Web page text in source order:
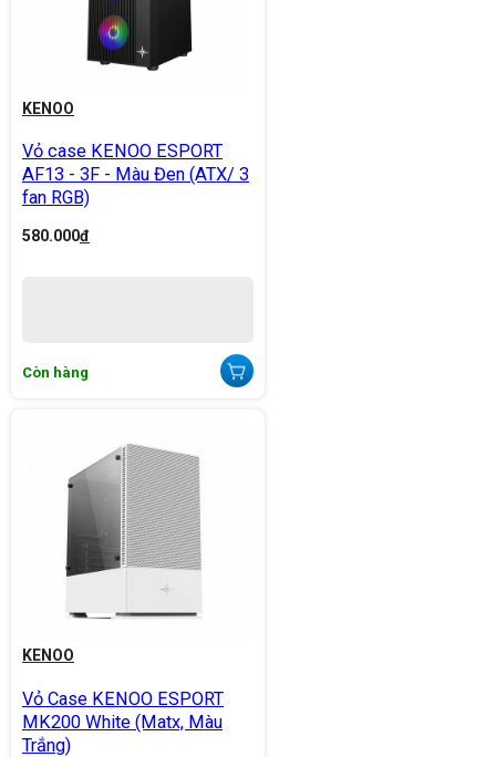
KENOO
Vỏ case KENOO ESPORT
AF13 - 3F - Màu Đen (ATX/ 3
fan RGB)
580.000đ
Còn hàng
KENOO
Vỏ Case KENOO ESPORT
MK200 White (Matx, Màu
Trắng)